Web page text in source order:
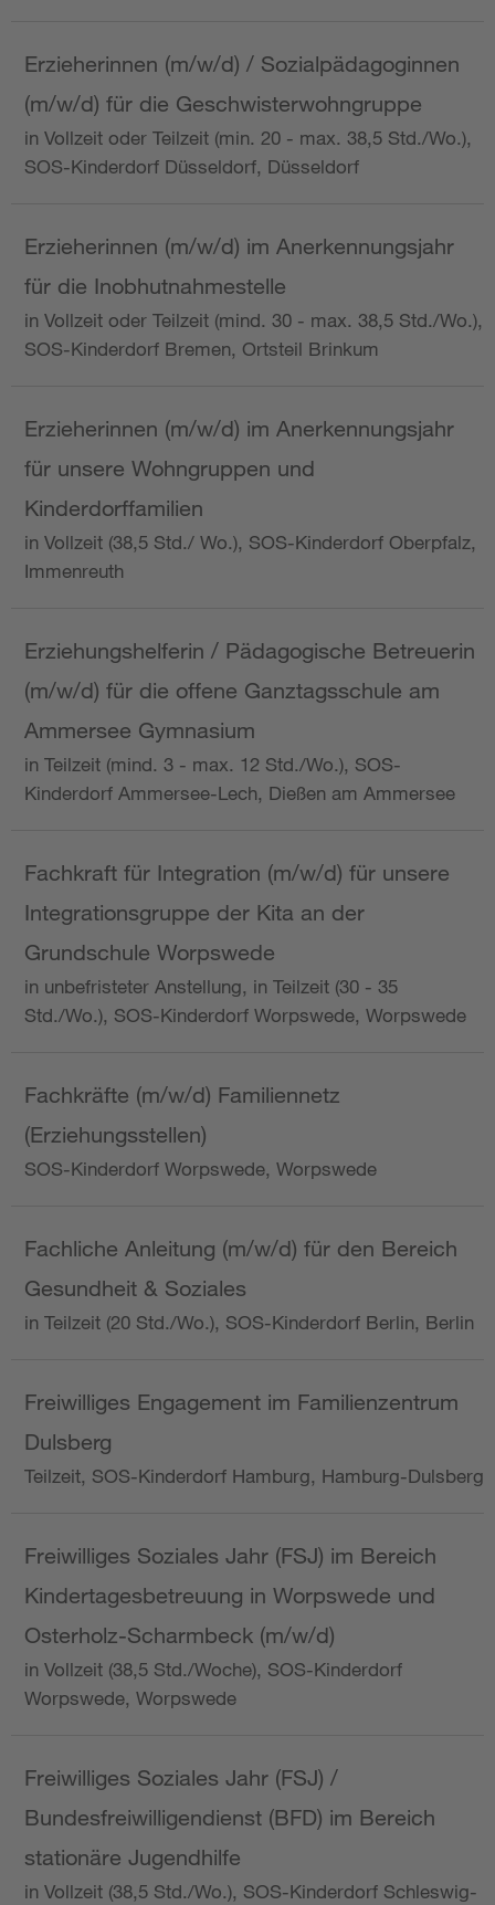
Erzieherinnen (m/w/d) / Sozialpädagoginnen
(m/w/d) für die Geschwisterwohngruppe
in Vollzeit oder Teilzeit (min. 20 - max. 38,5 Std./Wo.),
SOS-Kinderdorf Düsseldorf, Düsseldorf
Erzieherinnen (m/w/d) im Anerkennungsjahr
für die Inobhutnahmestelle
in Vollzeit oder Teilzeit (mind. 30 - max. 38,5 Std./Wo.),
SOS-Kinderdorf Bremen, Ortsteil Brinkum
Erzieherinnen (m/w/d) im Anerkennungsjahr
für unsere Wohngruppen und
Kinderdorffamilien
in Vollzeit (38,5 Std./ Wo.), SOS-Kinderdorf Oberpfalz,
Immenreuth
Erziehungshelferin / Pädagogische Betreuerin
(m/w/d) für die offene Ganztagsschule am
Ammersee Gymnasium
in Teilzeit (mind. 3 - max. 12 Std./Wo.), SOS-
Kinderdorf Ammersee-Lech, Dießen am Ammersee
Fachkraft für Integration (m/w/d) für unsere
Integrationsgruppe der Kita an der
Grundschule Worpswede
in unbefristeter Anstellung, in Teilzeit (30 - 35
Std./Wo.), SOS-Kinderdorf Worpswede, Worpswede
Fachkräfte (m/w/d) Familiennetz
(Erziehungsstellen)
SOS-Kinderdorf Worpswede, Worpswede
Fachliche Anleitung (m/w/d) für den Bereich
Gesundheit & Soziales
in Teilzeit (20 Std./Wo.), SOS-Kinderdorf Berlin, Berlin
Freiwilliges Engagement im Familienzentrum
Dulsberg
Teilzeit, SOS-Kinderdorf Hamburg, Hamburg-Dulsberg
Freiwilliges Soziales Jahr (FSJ) im Bereich
Kindertagesbetreuung in Worpswede und
Osterholz-Scharmbeck (m/w/d)
in Vollzeit (38,5 Std./Woche), SOS-Kinderdorf
Worpswede, Worpswede
Freiwilliges Soziales Jahr (FSJ) /
Bundesfreiwilligendienst (BFD) im Bereich
stationäre Jugendhilfe
in Vollzeit (38,5 Std./Wo.), SOS-Kinderdorf Schleswig-